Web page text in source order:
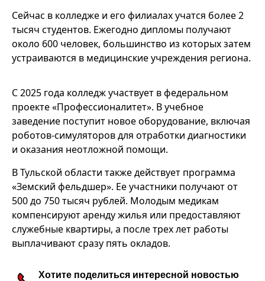
Сейчас в колледже и его филиалах учатся более 2
тысяч студентов. Ежегодно дипломы получают
около 600 человек, большинство из которых затем
устраиваются в медицинские учреждения региона.
С 2025 года колледж участвует в федеральном
проекте «Профессионалитет». В учебное
заведение поступит новое оборудование, включая
роботов-симуляторов для отработки диагностики
и оказания неотложной помощи.
В Тульской области также действует программа
«Земский фельдшер». Ее участники получают от
500 до 750 тысяч рублей. Молодым медикам
компенсируют аренду жилья или предоставляют
служебные квартиры, а после трех лет работы
выплачивают сразу пять окладов.
Хотите поделиться интересной новостью